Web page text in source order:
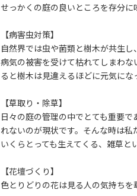
せっかくの庭の良いところを存分に
【病害虫対策】
自然界では虫や菌類と樹木が共生
病気の被害を受けて枯れてしまわ
ると樹木は見違えるほどに元気にな
【草取り・除草】
日々の庭の管理の中でとても重要
れないのが現状です。そんな時は私
いくらとっても生えてくる、雑草と
【花壇づくり】
色とりどりの花は見る人の気持ちを